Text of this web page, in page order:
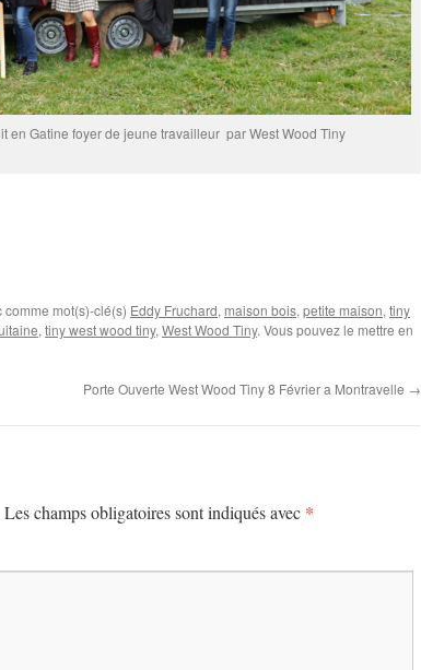
en Gatine foyer de jeune travailleur par West Wood Tiny
comme mot(s)-clé(s) Eddy Fruchard, maison bois, petite maison, tiny
, tiny west wood tiny, West Wood Tiny. Vous pouvez le mettre en
Porte Ouverte West Wood Tiny 8 Février a Montravelle →
Les champs obligatoires sont indiqués avec *